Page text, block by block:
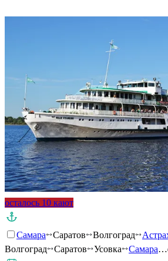
осталось 10 кают
Самара Саратов Волгоград
Волгоград
Саратов Усовка Самара